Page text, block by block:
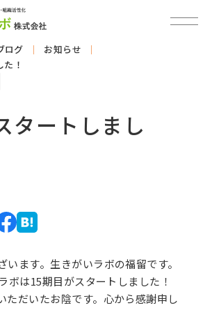
ログ
お知らせ
！
タートしまし
います。生きがいラボの福留です。
ボは15期目がスタートしました！
ただいたお陰です。心から感謝申し